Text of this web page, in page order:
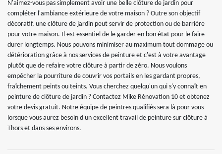
N'aimez-vous pas simplement avoir une belle clôture de jardin pour
compléter l'ambiance extérieure de votre maison ? Outre son objectif
décoratif, une clôture de jardin peut servir de protection ou de barrière
pour votre maison. Il est essentiel de le garder en bon état pour le faire
durer longtemps. Nous pouvons minimiser au maximum tout dommage ou
détérioration grâce à nos services de peinture et c'est à votre avantage
plutôt que de refaire votre clôture à partir de zéro. Nous voulons
empêcher la pourriture de couvrir vos portails en les gardant propres,
fraîchement peints ou teints. Vous cherchez quelqu'un qui s'y connaît en
peinture de clôture de jardin ? Contactez Mike Rénovation 10 et obtenez
votre devis gratuit. Notre équipe de peintres qualifiés sera là pour vous
lorsque vous aurez besoin d'un excellent travail de peinture sur clôture à
Thors et dans ses environs.